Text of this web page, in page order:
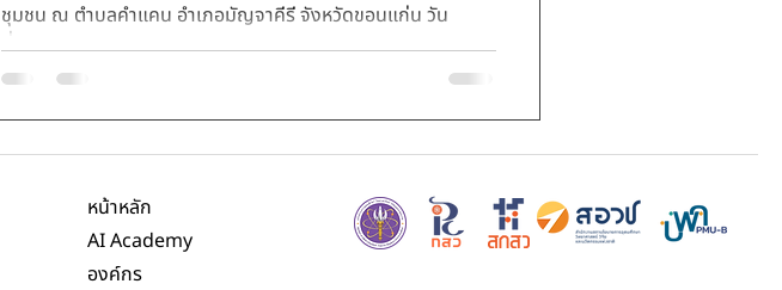
ชุมชน ณ ตำบลคำแคน อำเภอมัญจาคีรี จังหวัดขอนแก่น วัน
ที่24มิถุนายน2568...
หน้าหลัก
AI Academy
องค์กร